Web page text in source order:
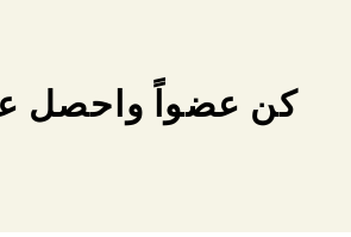
كن عضواً واحصل